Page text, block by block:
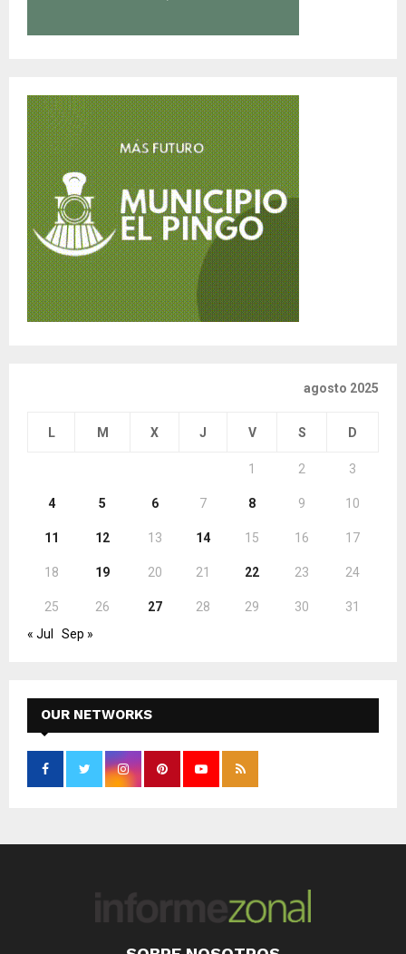
agosto 2025
L M X J V S D
1 2 3
4 5 6 7 8 9 10
11 12 13 14 15 16 17
18 19 20 21 22 23 24
25 26 27 28 29 30
31
« Jul
Sep »
OUR NETWORKS